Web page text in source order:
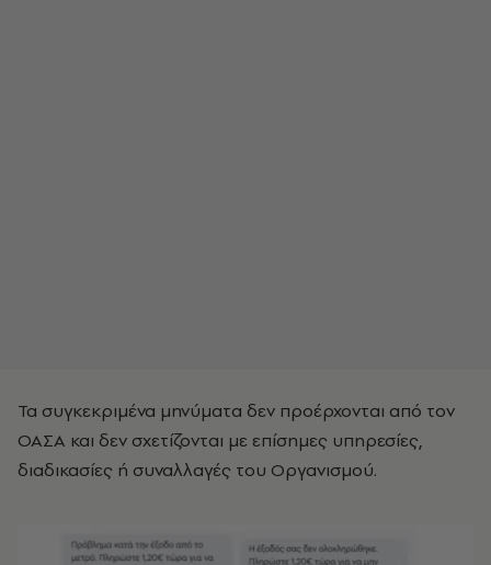
Τα συγκεκριμένα μηνύματα δεν προέρχονται από τον
ΟΑΣΑ και δεν σχετίζονται με επίσημες υπηρεσίες,
διαδικασίες ή συναλλαγές του Οργανισμού.